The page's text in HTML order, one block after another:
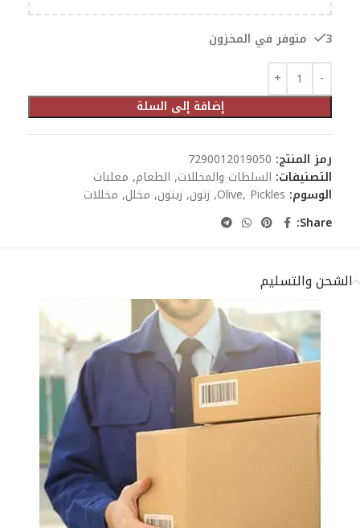
3 متوفر في المخزون
إضافة إلى السلة
رمز المنتج: 7290012019050
التصنيفات: السلطات والمخللات, الطعام, معلبات
الوسوم:
Olive, Pickles
,زتون,زيتون, مخلل, مخللات
Share:
الشحن والتسليم